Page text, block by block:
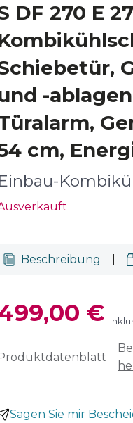
DF 270 E
-
cm,
Einbau-
Beschreibung
€
Sagen Sie mir